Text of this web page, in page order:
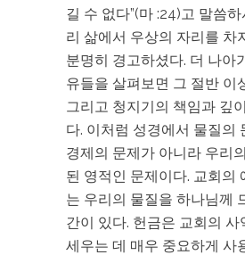
길 수 없다”(마 :24)고 말씀
리 삶에서 우상의 자리를 차
분명히 경고하셨다. 더 나아
유들을 살펴보면 그 절반 이
그리고 청지기의 책임과 깊
다. 이처럼 성경에서 물질의
경제의 문제가 아니라 우리
된 영적인 문제이다. 교회의
는 우리의 물질을 하나님께
간이 있다. 헌금은 교회의 사
세우는 데 매우 중요하게 사